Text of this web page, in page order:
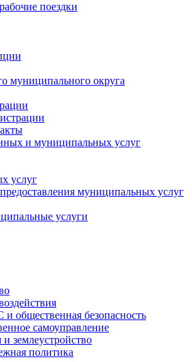
поездки
муниципального округа
и муниципальных услуг
услуг
муниципальных услуг
услуги
общественная безопасность
самоуправление
землеустройство
политика